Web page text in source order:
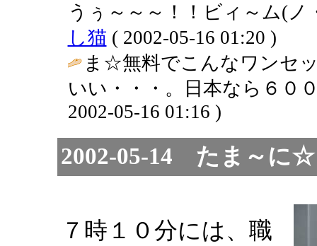
うぅ～～～！！ビィ～
し猫 ( 2002-05-16 01:20 )
ま☆無料でこんなワンセ
いい・・・。日本なら６０
2002-05-16 01:16 )
2002-05-14 たま～に
７時１０分には、職